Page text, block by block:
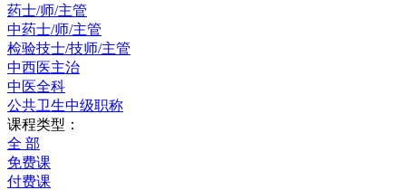
药士/师/主管
中药士/师/主管
检验技士/技师/主管
中西医主治
中医全科
公共卫生中级职称
课程类型：
全 部
免费课
付费课